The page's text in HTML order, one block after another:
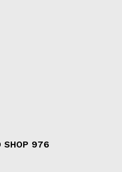
SHOP 976